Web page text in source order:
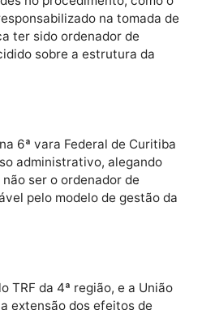
o montante de R$ 2,8
e passagens que deveriam
da força-tarefa.
acionou a Justiça,
no procedimento, como
responsabilizado na tomada
ter sido ordenador de
sobre a estrutura da